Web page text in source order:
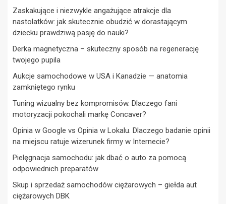
Zaskakujące i niezwykle angażujące atrakcje dla
nastolatków: jak skutecznie obudzić w dorastającym
dziecku prawdziwą pasję do nauki?
Derka magnetyczna – skuteczny sposób na regenerację
twojego pupila
Aukcje samochodowe w USA i Kanadzie — anatomia
zamkniętego rynku
Tuning wizualny bez kompromisów. Dlaczego fani
motoryzacji pokochali markę Concaver?
Opinia w Google vs Opinia w Lokalu. Dlaczego badanie opinii
na miejscu ratuje wizerunek firmy w Internecie?
Pielęgnacja samochodu: jak dbać o auto za pomocą
odpowiednich preparatów
Skup i sprzedaż samochodów ciężarowych – giełda aut
ciężarowych DBK